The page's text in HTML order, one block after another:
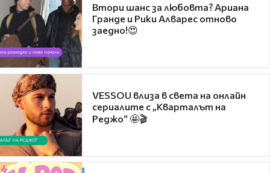
Втори шанс за любовта? Ариана
Гранде и Рики Алварес отново
заедно!😍
VESSOU влиза в света на онлайн
сериалите с „Кварталът на
Реджо“ 🤩🎬